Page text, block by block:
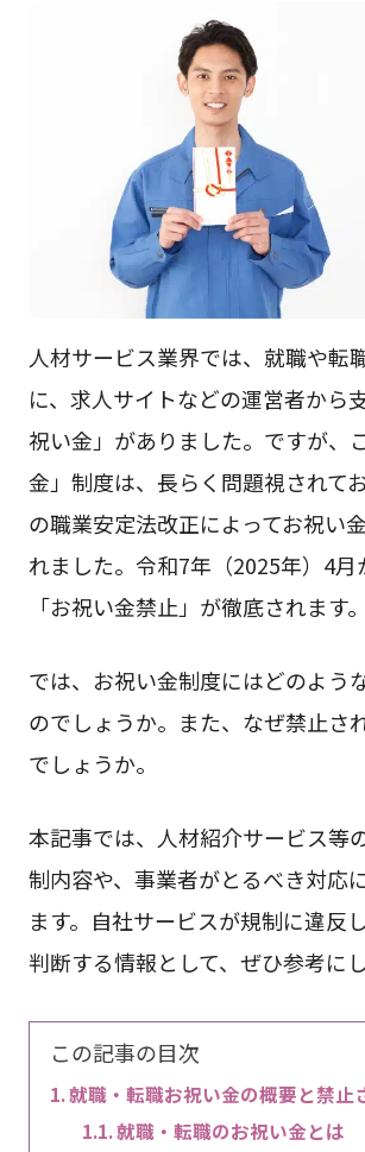
人材サービス業界では、就職や転
に、求人サイトなどの運営者から
祝い金」がありました。ですが、
金」制度は、長らく問題視されて
の職業安定法改正によってお祝い
れました。令和7年（2025年）4月
「お祝い金禁止」が徹底されます。
では、お祝い金制度にはどのよう
のでしょうか。また、なぜ禁止さ
でしょうか。
本記事では、人材紹介サービス等
制内容や、事業者がとるべき対応
ます。自社サービスが規制に違反
判断する情報として、ぜひ参考に
この記事の目次
就職・転職お祝い金の概要と禁止
就職・転職のお祝い金とは